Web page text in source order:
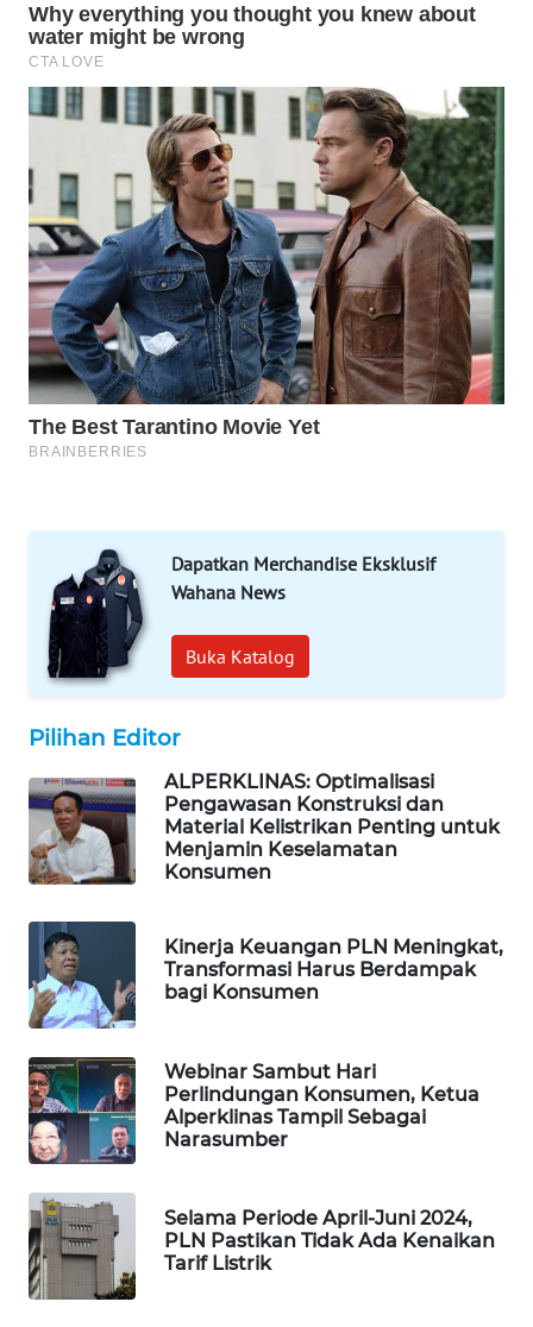
Dapatkan Merchandise Eksklusif
Wahana News
Buka Katalog
Pilihan Editor
ALPERKLINAS: Optimalisasi
Pengawasan Konstruksi dan
Material Kelistrikan Penting untuk
Menjamin Keselamatan
Konsumen
Kinerja Keuangan PLN Meningkat,
Transformasi Harus Berdampak
bagi Konsumen
Webinar Sambut Hari
Perlindungan Konsumen, Ketua
Alperklinas Tampil Sebagai
Narasumber
Selama Periode April-Juni 2024,
PLN Pastikan Tidak Ada Kenaikan
Tarif Listrik
NEWS
JURNAL
MARITIM
HUMBANG
NEWS
GARONGGANG
NEWS
FISUELRI
ID
ENERGI
CILEUNGSI
NEWS
BERKAT
NEWS
NEWS
ANUGERAH
NEWS
AKHLAK
PERAPKI
NEWS
SONYA
ASA
NEWS